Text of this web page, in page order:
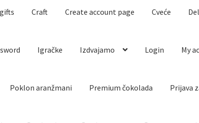
Craft Create account page Cveće
Igračke Izdvajamo Login My
Poklon aranžmani Premium čokolada Prijava